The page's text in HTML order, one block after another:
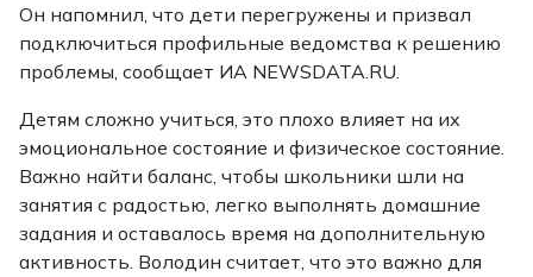
Он напомнил, что дети перегружены и призвал
подключиться профильные ведомства к решению
проблемы, сообщает ИА NEWSDATA.RU.
Детям сложно учиться, это плохо влияет на их
эмоциональное состояние и физическое состояние.
Важно найти баланс, чтобы школьники шли на
занятия с радостью, легко выполнять домашние
задания и оставалось время на дополнительную
активность. Володин считает, что это важно для